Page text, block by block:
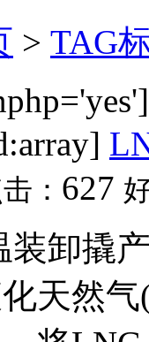
> TAG
： 627
卸撬
天然